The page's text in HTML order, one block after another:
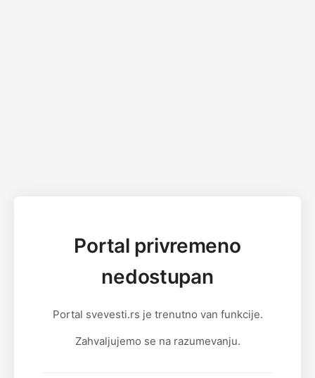
Portal privremeno
nedostupan
Portal svevesti.rs je trenutno van funkcije.
Zahvaljujemo se na razumevanju.